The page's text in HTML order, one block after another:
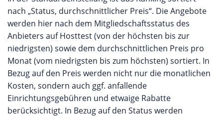
nach „Status, durchschnittlicher Preis“. Die Angebote
werden hier nach dem Mitgliedschaftsstatus des
Anbieters auf Hosttest (von der höchsten bis zur
niedrigsten) sowie dem durchschnittlichen Preis pro
Monat (vom niedrigsten bis zum höchsten) sortiert. In
Bezug auf den Preis werden nicht nur die monatlichen
Kosten, sondern auch ggf. anfallende
Einrichtungsgebühren und etwaige Rabatte
berücksichtigt. In Bezug auf den Status werden